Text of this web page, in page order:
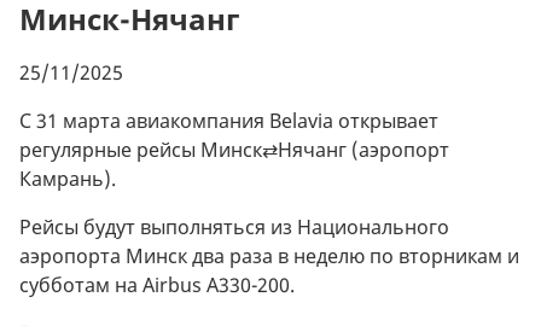
Минск-Нячанг
25/11/2025
С 31 марта авиакомпания Belavia открывает
регулярные рейсы Минск⇄Нячанг (аэропорт
Камрань).
Рейсы будут выполняться из Национального
аэропорта Минск два раза в неделю по вторникам и
субботам на Airbus A330-200.